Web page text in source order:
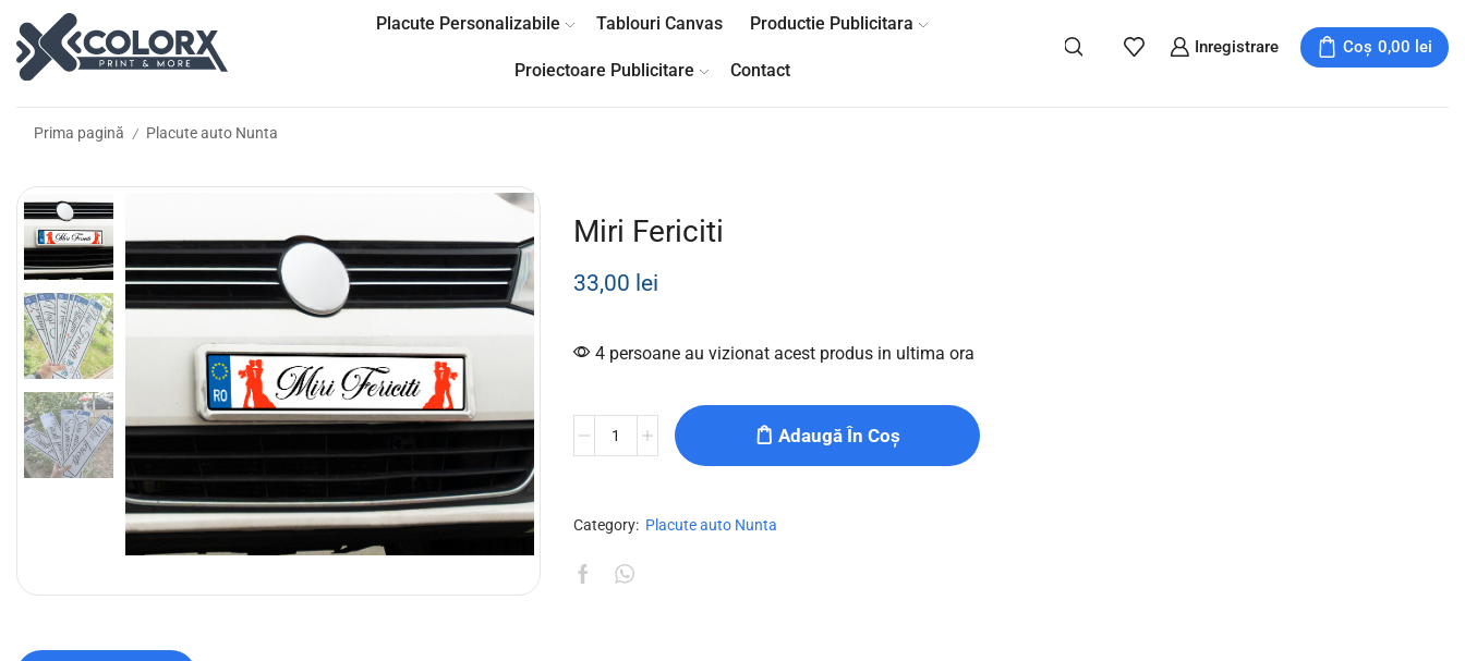
Placute Personalizabile Tablouri Canvas Productie Publicitara
Proiectoare Publicitare Contact
Inregistrare Coș 0,00 lei
Prima pagină / Placute auto Nunta
Miri Fericiti
33,00 lei
4 persoane au vizionat acest produs in ultima ora
Adaugă În Coș
Category: Placute auto Nunta